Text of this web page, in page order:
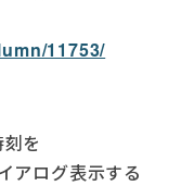
11753/
を
アログ表示する